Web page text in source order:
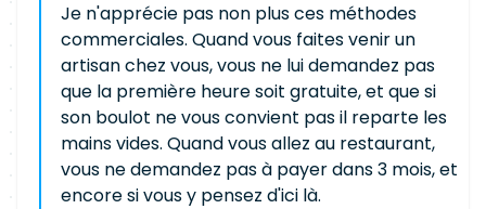
Je n'apprécie pas non plus ces méthodes
commerciales. Quand vous faites venir un
artisan chez vous, vous ne lui demandez pas
que la première heure soit gratuite, et que si
son boulot ne vous convient pas il reparte les
mains vides. Quand vous allez au restaurant,
vous ne demandez pas à payer dans 3 mois, et
encore si vous y pensez d'ici là.